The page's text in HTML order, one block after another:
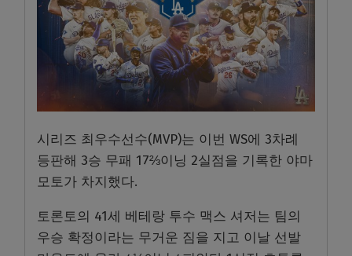
시리즈 최우수선수(MVP)는 이번 WS에 3차례
등판해 3승 무패 17⅔이닝 2실점을 기록한 야마
모토가 차지했다.
토론토의 41세 베테랑 투수 맥스 셔저는 팀의
우승 확정이라는 무거운 짐을 지고 이날 선발